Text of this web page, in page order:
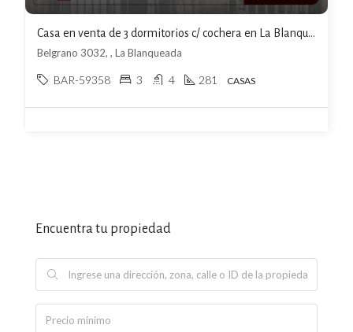
Casa en venta de 3 dormitorios c/ cochera en La Blanqueada
Belgrano 3032, , La Blanqueada
BAR-59358 3 4 281 CASAS
Encuentra tu propiedad